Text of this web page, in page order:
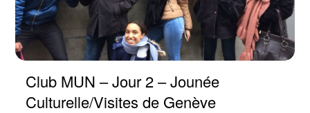
Club MUN – Jour 2 – Jounée
Culturelle/Visites de Genève